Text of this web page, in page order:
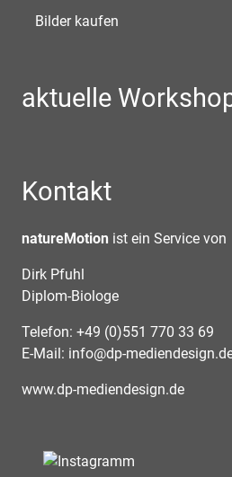
Bilder kaufen
aktuelle
Kontakt
natureMotion ist ein Service von
Dirk Pfuhl
Diplom-Biologe
Telefon: +49 (0)551 770 33 69
E-Mail: info@dp-
www.dp-mediendesign.de